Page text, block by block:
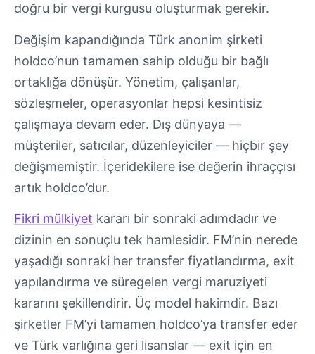
doğru bir vergi kurgusu oluşturmak gerekir.
Değişim kapandığında Türk anonim şirketi
holdco’nun tamamen sahip olduğu bir bağlı
ortaklığa dönüşür. Yönetim, çalışanlar,
sözleşmeler, operasyonlar hepsi kesintisiz
çalışmaya devam eder. Dış dünyaya —
müşteriler, satıcılar, düzenleyiciler — hiçbir şey
değişmemiştir. İçeridekilere ise değerin ihraççısı
artık holdco’dur.
Fikri mülkiyet kararı bir sonraki adımdadır ve
dizinin en sonuçlu tek hamlesidir. FM’nin nerede
yaşadığı sonraki her transfer fiyatlandırma, exit
yapılandırma ve süregelen vergi maruziyeti
kararını şekillendirir. Üç model hakimdir. Bazı
şirketler FM’yi tamamen holdco’ya transfer eder
ve Türk varlığına geri lisanslar — exit için en